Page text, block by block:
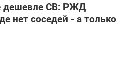
дешевле СВ: РЖД
нет соседей - а только